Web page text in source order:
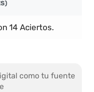
14 Aciertos.
como tu fuente